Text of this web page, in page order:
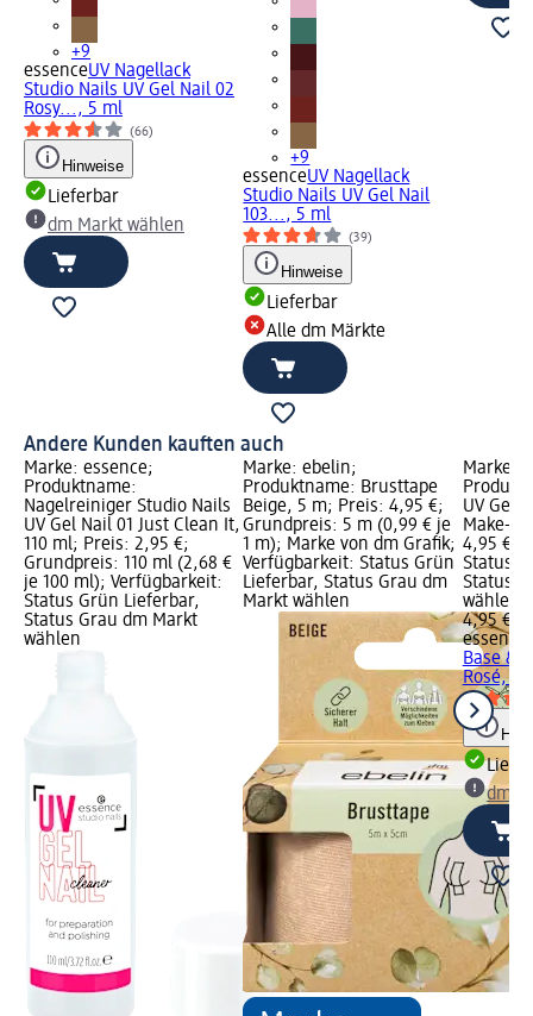
+9
essenceUV Nagellack
Studio Nails UV Gel Nail 02
Rosy..., 5 ml
(66)
Hinweise
Lieferbar
dm Markt wählen
+9
essenceUV Nagellack
Studio Nails UV Gel Nail
103..., 5 ml
(39)
Hinweise
Lieferbar
Alle dm Märkte
Andere Kunden kauften auch
Marke: essence;
Produktname:
Nagelreiniger Studio Nails
UV Gel Nail 01 Just Clean It,
110 ml; Preis: 2,95 €;
Grundpreis: 110 ml (2,68 €
je 100 ml); Verfügbarkeit:
Status Grün Lieferbar,
Status Grau dm Markt
wählen
Marke: ebelin;
Produktname: Brusttape
Beige, 5 m; Preis: 4,95 €;
Grundpreis: 5 m (0,99 € je
1 m); Marke von dm Grafik;
Verfügbarkeit: Status Grün
Lieferbar, Status Grau dm
Markt wählen
Marke:
UV Gel
Make-
4,95 €;
Status
Status
wählen
4,95 €
essence
Base &
Rosé, 5
dm